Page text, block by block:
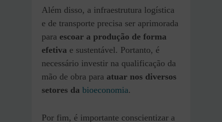
Além disso, a infraestrutura logística
e de transporte precisa ser aprimorada
para escoar a produção de forma
efetiva e sustentável. Portanto, é
necessário investir na qualificação da
mão de obra para atuar nos diversos
setores da bioeconomia.
Por fim, é importante conscientizar a